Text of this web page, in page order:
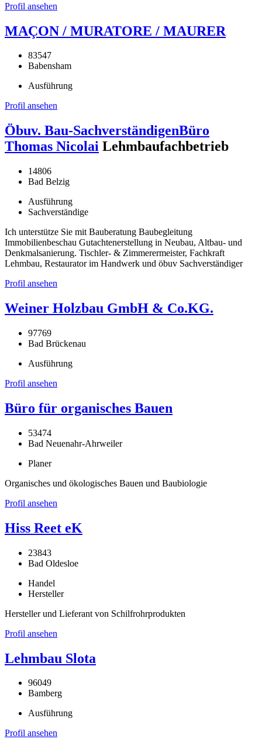
Profil ansehen
MAÇON / MURATORE / MAURER
83547
Babensham
Ausführung
Profil ansehen
Öbuv. Bau-SachverständigenBüro
Thomas Nicolai Lehmbaufachbetrieb
14806
Bad Belzig
Ausführung
Sachverständige
Ich unterstütze Sie mit Bauberatung Baubegleitung
Immobilienbeschau Gutachtenerstellung in Neubau, Altbau- und
Denkmalsanierung. Tischler- & Zimmerermeister, Fachkraft
Lehmbau, Restaurator im Handwerk und öbuv Sachverständiger
Profil ansehen
Weiner Holzbau GmbH & Co.KG.
97769
Bad Brückenau
Ausführung
Profil ansehen
Büro für organisches Bauen
53474
Bad Neuenahr-Ahrweiler
Planer
Organisches und ökologisches Bauen und Baubiologie
Profil ansehen
Hiss Reet eK
23843
Bad Oldesloe
Handel
Hersteller
Hersteller und Lieferant von Schilfrohrprodukten
Profil ansehen
Lehmbau Slota
96049
Bamberg
Ausführung
Profil ansehen